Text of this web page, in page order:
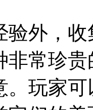
验外，
非常珍
。玩家